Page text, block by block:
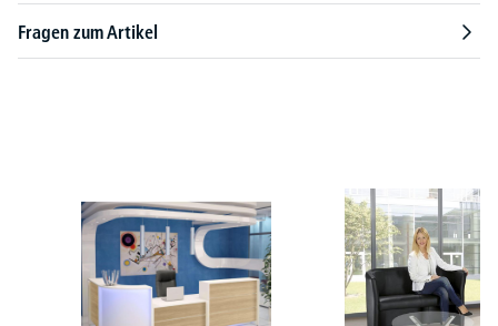
Fragen zum Artikel